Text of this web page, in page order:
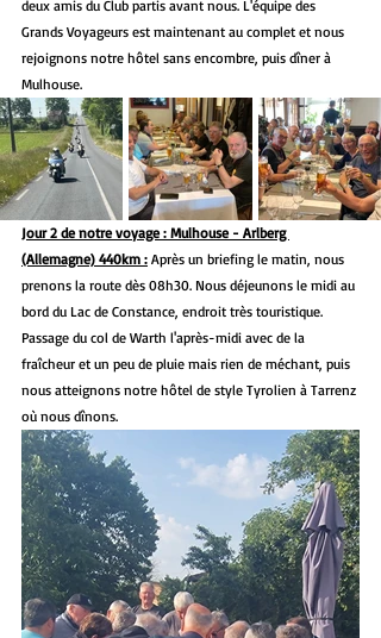
deux amis du Club partis avant nous. L'équipe des
Grands Voyageurs est maintenant au complet et nous
rejoignons notre hôtel sans encombre, puis dîner à
Mulhouse.
Jour 2 de notre voyage : Mulhouse - Arlberg
(Allemagne) 440km : Après un briefing le matin, nous
prenons la route dès 08h30. Nous déjeunons le midi au
bord du Lac de Constance, endroit très touristique.
Passage du col de Warth l'après-midi avec de la
fraîcheur et un peu de pluie mais rien de méchant, puis
nous atteignons notre hôtel de style Tyrolien à Tarrenz
où nous dînons.